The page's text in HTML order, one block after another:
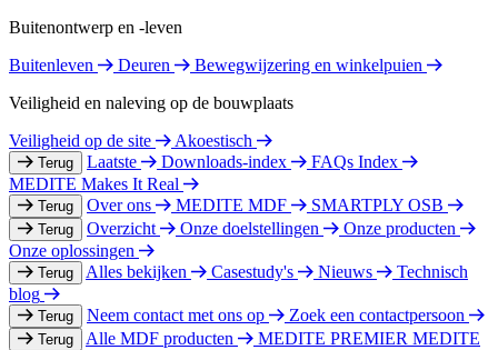
Buitenontwerp en -leven
Buitenleven
Deuren
Bewegwijzering en winkelpuien
Veiligheid en naleving op de bouwplaats
Veiligheid op de site
Akoestisch
Terug Laatste Downloads-index
FAQs Index
MEDITE Makes It Real
Terug Over ons MEDITE MDF SMARTPLY OSB
Terug Overzicht Onze doelstellingen
Onze producten
Onze oplossingen
Terug Alles bekijken Casestudy's Nieuws
Technisch
blog
Terug Neem contact met ons op Zoek een contactpersoon
Terug Alle MDF producten MEDITE PREMIER MEDITE